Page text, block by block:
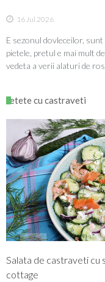
16 Jul 2026
E sezonul dovleceilor,
pietele, pretul e mai mult
vedeta a verii alaturi de
retete cu castraveti
Salata de castraveti cu
cottage